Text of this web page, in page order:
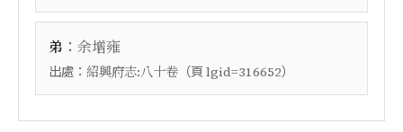
弟 ： 余增雍
出處： 紹興府志:八十卷 （頁 lgid=316652）